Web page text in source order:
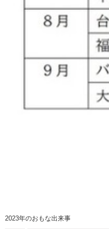
2023年のおもな出来事